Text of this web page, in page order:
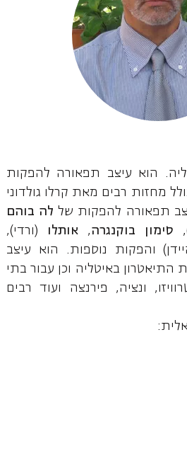
הוא עיצב תפאורה להפקות
מחזות רבים מאת קרלו גולדוני
תפאורה להפקות של לה בוהם
סימון בוקנגרה,אותלו
(ורדי),
והפקות נוספות. הוא עיצב
התיאטרון באיטליה וכן עבור בתי
ונציה, פירנצה ועוד רבים